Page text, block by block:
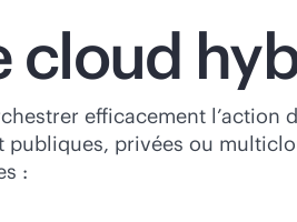
vide
découvrir, configurer et
cloud
efficacement
privées ou
: